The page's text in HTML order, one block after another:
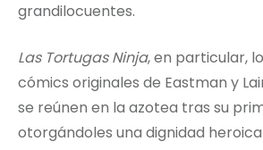
grandilocuentes.
Las Tortugas Ninja, en particular,
cómics originales de Eastman y
se reúnen en la azotea tras su
otorgándoles una dignidad